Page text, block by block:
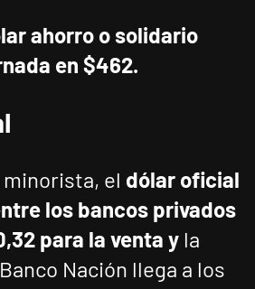
ahorro o solidario
en $462.
el dólar oficial
los bancos privados
para la venta y la
Nación llega a los